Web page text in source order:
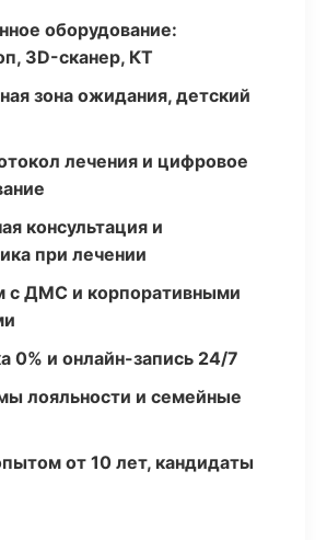
оборудование:
3D-сканер, КТ
зона ожидания, детский
лечения и цифровое
консультация и
при лечении
с ДМС и корпоративными
0% и онлайн-запись 24/7
лояльности и семейные
от 10 лет, кандидаты